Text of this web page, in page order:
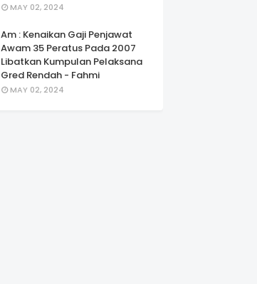
MAY 02, 2024
Am : Kenaikan Gaji Penjawat
Awam 35 Peratus Pada 2007
Libatkan Kumpulan Pelaksana
Gred Rendah - Fahmi
MAY 02, 2024